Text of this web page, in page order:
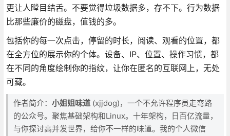
更让人瞠目结舌。不要觉得垃圾数据多，存不下。行为数据
比那些廉价的磁盘，值钱的多。
包括你的每一次点击，停留的时长，阅读、观看的位置，都
在全方位的展示你的个体。设备、IP、位置、操作习惯，都
在不同的角度绘制你的指纹，让你在匿名的互联网上，无处
可藏。
作者简介： 小姐姐味道(xjjdog)，一个不允许程序员走弯路
的公众号。聚焦基础架构和Linux。十年架构，日百亿流量，
与你探讨高并发世界，给你不一样的味道。我的个人微信